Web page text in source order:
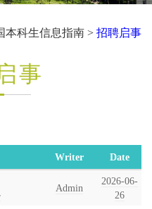
本科生信息指南 > 招聘启事
事
Writer Date
Admin
2026-06-
26